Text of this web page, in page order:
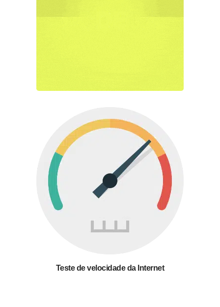
Teste de velocidade da Internet